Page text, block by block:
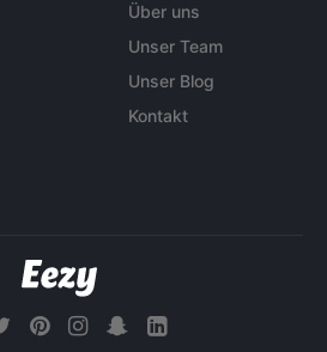
Über uns
Unser Team
Unser Blog
Kontakt